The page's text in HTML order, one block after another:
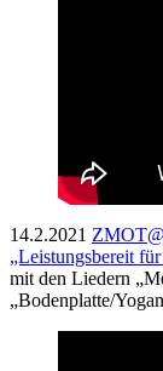
14.2.2021
„Leistungsbereit
mit den Liedern
„Bodenplatte/